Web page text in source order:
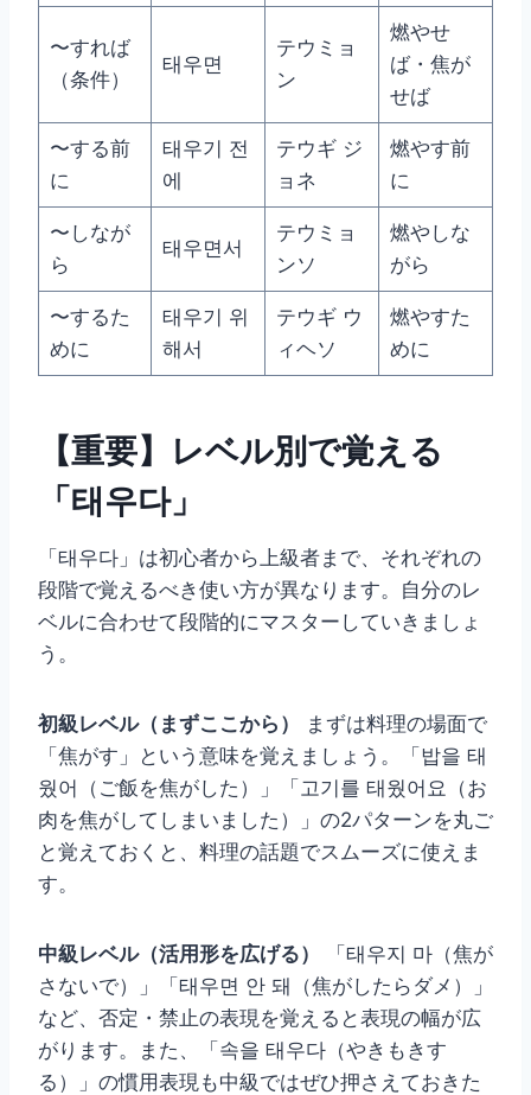
〜すれば
（条件）
태우면
テウミョ
ン
燃やせ
ば・焦が
せば
〜する前
に
태우기 전
에
テウギ ジ
ョネ
燃やす前
に
〜しなが
ら
태우면서
テウミョ
ンソ
燃やしな
がら
〜するた
めに
태우기 위
해서
テウギ ウ
ィヘソ
燃やすた
めに
【重要】レベル別で覚える
「태우다」
「태우다」は初心者から上級者まで、それぞれの
段階で覚えるべき使い方が異なります。自分のレ
ベルに合わせて段階的にマスターしていきましょ
う。
初級レベル（まずここから）
まずは料理の場面で
「焦がす」という意味を覚えましょう。「밥을 태
웠어（ご飯を焦がした）」「고기를 태웠어요（お
肉を焦がしてしまいました）」の2パターンを丸ご
と覚えておくと、料理の話題でスムーズに使えま
す。
中級レベル（活用形を広げる）
「태우지 마（焦が
さないで）」「태우면 안 돼（焦がしたらダメ）」
など、否定・禁止の表現を覚えると表現の幅が広
がります。また、「속을 태우다（やきもきす
る）」の慣用表現も中級ではぜひ押さえておきた